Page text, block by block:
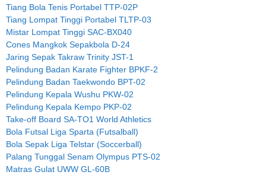
Tiang Bola Tenis Portabel TTP-02P
Tiang Lompat Tinggi Portabel TLTP-03
Mistar Lompat Tinggi SAC-BX040
Cones Mangkok Sepakbola D-24
Jaring Sepak Takraw Trinity JST-1
Pelindung Badan Karate Fighter BPKF-2
Pelindung Badan Taekwondo BPT-02
Pelindung Kepala Wushu PKW-02
Pelindung Kepala Kempo PKP-02
Take-off Board SA-TO1 World Athletics
Bola Futsal Liga Sparta (Futsalball)
Bola Sepak Liga Telstar (Soccerball)
Palang Tunggal Senam Olympus PTS-02
Matras Gulat UWW GL-60B